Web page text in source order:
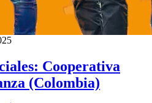
Cooperativa
(Colombia)